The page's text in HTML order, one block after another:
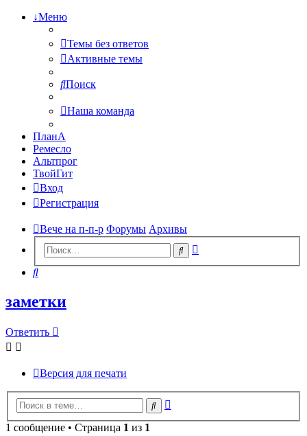
↓Меню
Темы без ответов
Активные темы
Поиск
Наша команда
ПланА
Ремесло
Альтпрог
ТвойГит
Вход
Регистрация
Вече на п-п-р Форумы Архивы
Поиск
Поиск
заметки
Ответить
Версия для печати
Поиск
1 сообщение • Страница 1 из 1